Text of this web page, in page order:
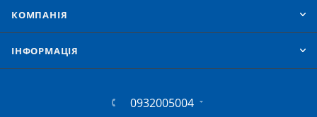
КОМПАНІЯ
IНФОРМАЦІЯ
0932005004